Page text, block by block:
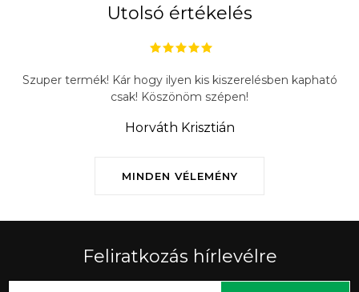
Utolsó értékelés
MINDEN VÉLEMÉNY
Szuper termék! Kár hogy ilyen kis kiszerelésben kapható
csak! Köszönöm szépen!
Horváth Krisztián
Feliratkozás hírlevélre